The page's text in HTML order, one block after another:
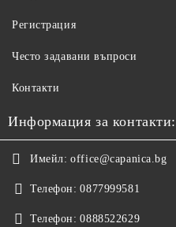
Регистрация
Често задавани въпроси
Контакти
Информация за контакти:
Имейл: office@capanica.bg
Телефон: 0877999581
Телефон: 0888522629